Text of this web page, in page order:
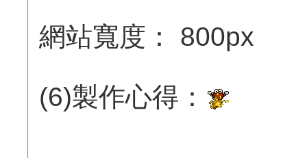
網站寬度： 800px
(6)製作心得：